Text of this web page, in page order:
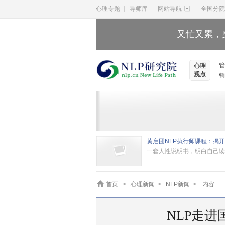
心理专题 导师库 网站导航 全国分院
又忙又累
心理
观点
一套人性说明书，明白自己
首页 > 心理新闻 > NLP新闻 > 内容
NLP走进